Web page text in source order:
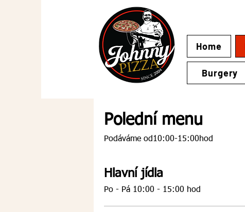
Home
Burgery
Polední menu
Podáváme od10:00-15:00hod
Hlavní jídla
Po - Pá 10:00 - 15:00 hod